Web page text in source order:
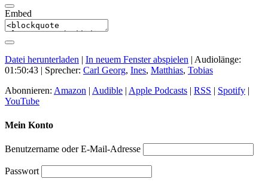
Embed
Datei herunterladen | In neuem Fenster abspielen | Audiolänge:
01:50:43 | Sprecher: Carl Georg, Ines, Matthias, Tobias
Abonnieren: Amazon | Audible | Apple Podcasts | RSS | Spotify |
YouTube
Mein Konto
Benutzername oder E-Mail-Adresse
Passwort